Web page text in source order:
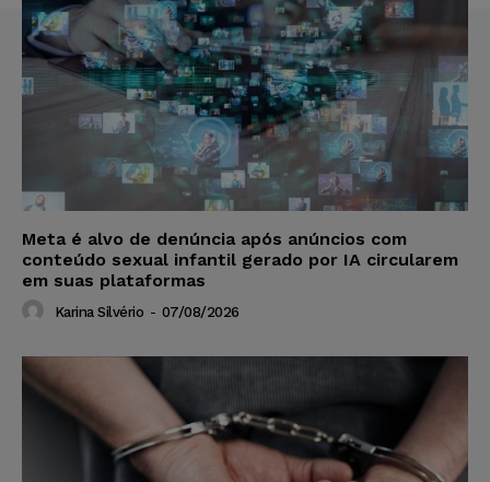
Meta é alvo de denúncia após anúncios com
conteúdo sexual infantil gerado por IA circularem
em suas plataformas
Karina Silvério - 07/08/2026